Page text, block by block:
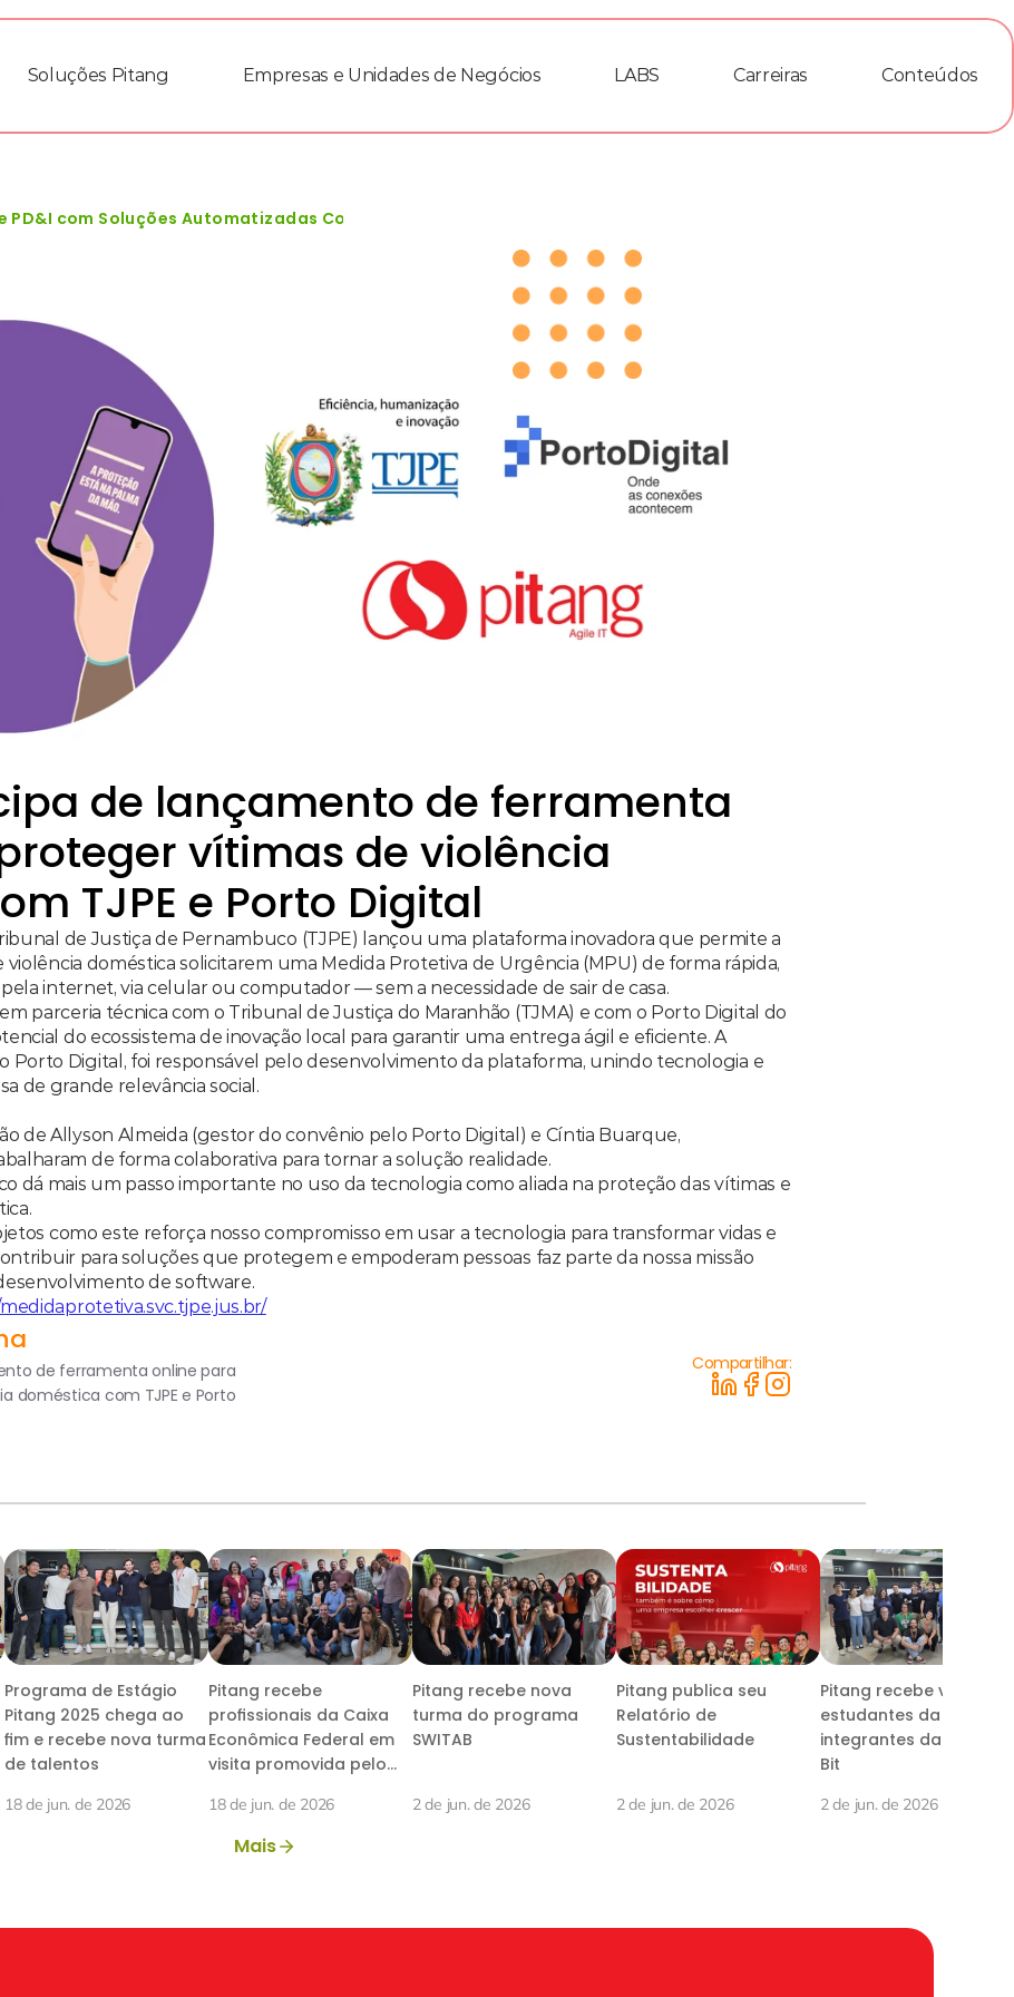
Soluções Pitang Empresas e Unidades de Negócios LABS Carreiras Conteúdos
com Soluções Automatizadas Copy
de lançamento de ferramenta
vítimas de violência
TJPE e Porto Digital
de Justiça de Pernambuco (TJPE) lançou uma plataforma inovadora que permite a
doméstica solicitarem uma Medida Protetiva de Urgência (MPU) de forma rápida,
internet, via celular ou computador — sem a necessidade de sair de casa.
parceria técnica com o Tribunal de Justiça do Maranhão (TJMA) e com o Porto Digital do
do ecossistema de inovação local para garantir uma entrega ágil e eficiente. A
Porto Digital, foi responsável pelo desenvolvimento da plataforma, unindo tecnologia e
de grande relevância social.
de Allyson Almeida (gestor do convênio pelo Porto Digital) e Cíntia Buarque,
de forma colaborativa para tornar a solução realidade.
dá mais um passo importante no uso da tecnologia como aliada na proteção das vítimas e
como este reforça nosso compromisso em usar a tecnologia para transformar vidas e
para soluções que protegem e empoderam pessoas faz parte da nossa missão
de software.
de ferramenta online para
doméstica com TJPE e Porto
Compartilhar:
Programa de Estágio
Pitang 2025 chega ao
fim e recebe nova turma
de talentos
18 de jun. de 2026
Pitang recebe
profissionais da Caixa
Econômica Federal em
visita promovida pelo
18 de jun. de 2026
Pitang recebe nova
turma do programa
SWITAB
2 de jun. de 2026
Pitang publica seu
Relatório de
Sustentabilidade
2 de jun. de 2026
Pitang recebe visita de
estudantes da UFRPE e
integrantes da Seed a
Bit
2 de jun. de 2026
Mais